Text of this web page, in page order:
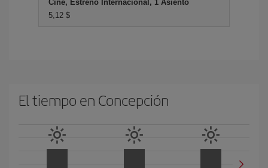
Cine, Estreno Internacional, 1 Asiento
5,12 $
El tiempo en Concepción